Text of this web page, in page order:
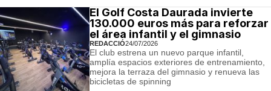
El Golf Costa Daurada invierte
130.000 euros más para reforzar
el área infantil y el gimnasio
REDACCIÓ24/07/2026
El club estrena un nuevo parque infantil,
amplía espacios exteriores de entrenamiento,
mejora la terraza del gimnasio y renueva las
bicicletas de spinning